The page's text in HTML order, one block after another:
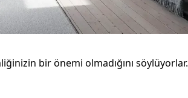
bir önemi olmadığını söylüyorlar.